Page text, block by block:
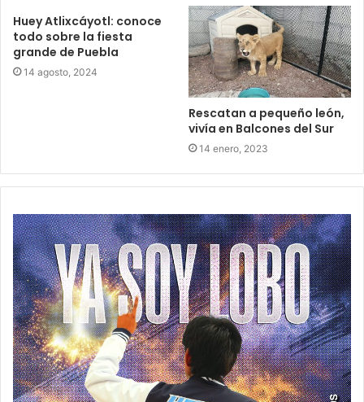
Huey Atlixcáyotl: conoce
todo sobre la fiesta
grande de Puebla
14 agosto, 2024
Rescatan a pequeño león,
vivía en Balcones del Sur
14 enero, 2023